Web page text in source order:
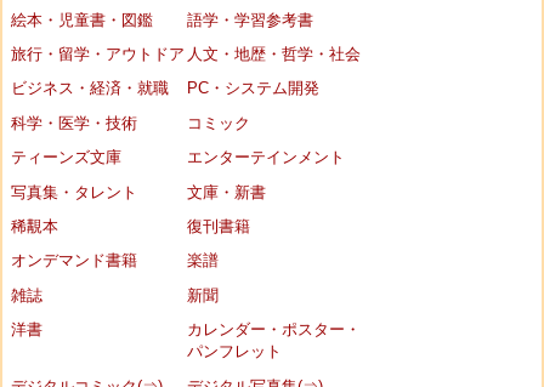
絵本・児童書・図鑑
語学・学習参考書
旅行・留学・アウトドア 人文・地歴・哲学・社会
ビジネス・経済・就職
PC・システム開発
科学・医学・技術
コミック
ティーンズ文庫
エンターテインメント
写真集・タレント
文庫・新書
稀覯本
復刊書籍
オンデマンド書籍
楽譜
雑誌
新聞
洋書
カレンダー・ポスター・
パンフレット